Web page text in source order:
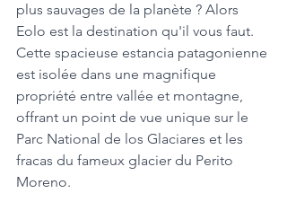
plus sauvages de la planète ? Alors
Eolo est la destination qu'il vous faut.
Cette spacieuse estancia patagonienne
est isolée dans une magnifique
propriété entre vallée et montagne,
offrant un point de vue unique sur le
Parc National de los Glaciares et les
fracas du fameux glacier du Perito
Moreno.